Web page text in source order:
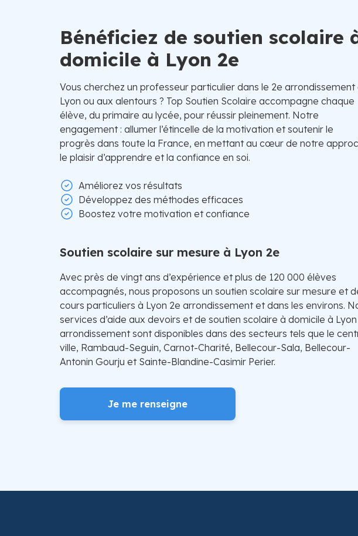
Bénéficiez de soutien scolaire
domicile à Lyon 2e
Vous cherchez un professeur particulier dans le 2e arrondissement
Lyon ou aux alentours ? Top Soutien Scolaire accompagne chaque
élève, du primaire au lycée, pour réussir pleinement. Notre
engagement : allumer l’étincelle de la motivation et soutenir le
progrès dans toute la France, en mettant au cœur de notre
le plaisir d’apprendre et la confiance en soi.
Améliorez vos résultats
Développez des méthodes efficaces
Boostez votre motivation et confiance
Soutien scolaire sur mesure à Lyon 2e
Avec près de vingt ans d’expérience et plus de 120 000 élèves
accompagnés, nous proposons un soutien scolaire sur mesure et
cours particuliers à Lyon 2e arrondissement et dans les environs.
services d’aide aux devoirs et de soutien scolaire à domicile à
arrondissement sont disponibles dans des secteurs tels que le
ville, Rambaud-Seguin, Carnot-Charité, Bellecour-Sala, Bellecour-
Antonin Gourju et Sainte-Blandine-Casimir Perier.
Je me renseigne